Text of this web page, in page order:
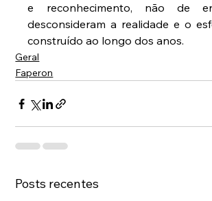
e reconhecimento, não de
desconsideram a realidade e o
construído ao longo dos anos.
Geral
Faperon
Posts recentes